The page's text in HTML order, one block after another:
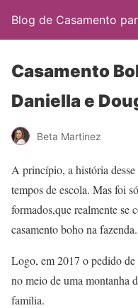
Blog de Casamento
Casamento
Daniella e
Beta Martinez
A princípio, a história desse
tempos de escola. Mas foi
formados,que realmente se
casamento boho na fazenda.
Logo, em 2017 o pedido de
no meio de uma montanha
família.